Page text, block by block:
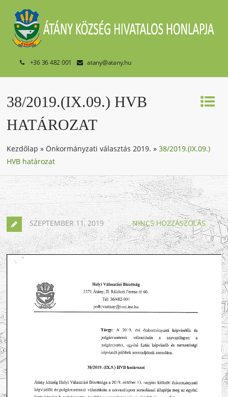
+36 36 482 001 atany@atany.hu
38/2019.(IX.09.) HVB
HATÁROZAT
Kezdőlap »Önkormányzati választás 2019. »38/2019.(IX.09.)
HVB határozat
SZEPTEMBER 11, 2019 NINCS HOZZÁSZÓLÁS